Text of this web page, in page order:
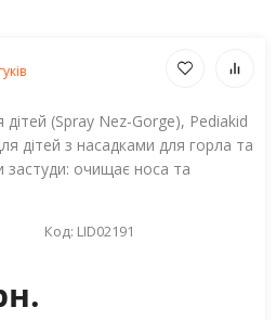
(Spray Nez-Gorge), Pediakid
дітей з насадками для горла та
очищає носа та
Код: LID02191